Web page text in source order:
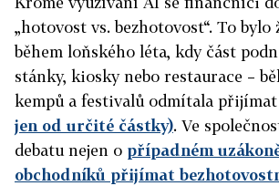
„hotovost vs. bezhotovost“. To bylo
během loňského léta, kdy část
stánky, kiosky nebo restaurace –
kempů a festivalů odmítala
jen od určité částky). Ve
debatu nejen o případném
obchodníků přijímat